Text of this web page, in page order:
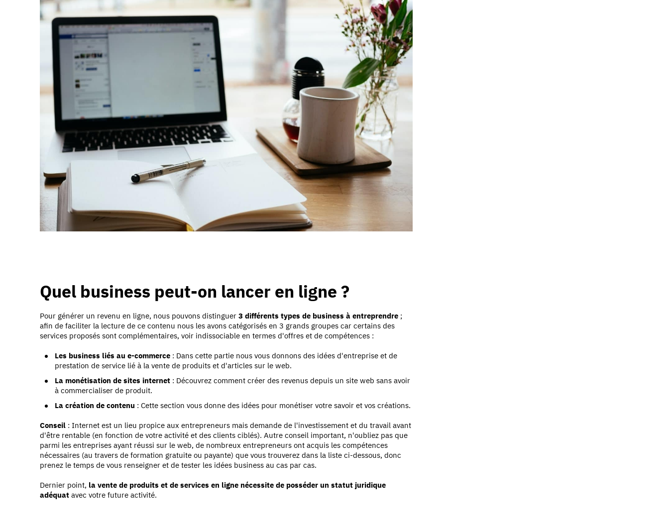
Quel business peut-on lancer en ligne ?
Pour générer un revenu en ligne, nous pouvons distinguer 3 différents types de business à entreprendre ;
afin de faciliter la lecture de ce contenu nous les avons catégorisés en 3 grands groupes car certains des
services proposés sont complémentaires, voir indissociable en termes d'offres et de compétences :
Les business liés au e-commerce : Dans cette partie nous vous donnons des idées d'entreprise et de
prestation de service lié à la vente de produits et d'articles sur le web.
La monétisation de sites internet : Découvrez comment créer des revenus depuis un site web sans avoir
à commercialiser de produit.
La création de contenu : Cette section vous donne des idées pour monétiser votre savoir et vos créations.
Conseil : Internet est un lieu propice aux entrepreneurs mais demande de l'investissement et du travail avant
d'être rentable (en fonction de votre activité et des clients ciblés). Autre conseil important, n'oubliez pas que
parmi les entreprises ayant réussi sur le web, de nombreux entrepreneurs ont acquis les compétences
nécessaires (au travers de formation gratuite ou payante) que vous trouverez dans la liste ci-dessous, donc
prenez le temps de vous renseigner et de tester les idées business au cas par cas.
Dernier point, la vente de produits et de services en ligne nécessite de posséder un statut juridique
adéquat avec votre future activité.